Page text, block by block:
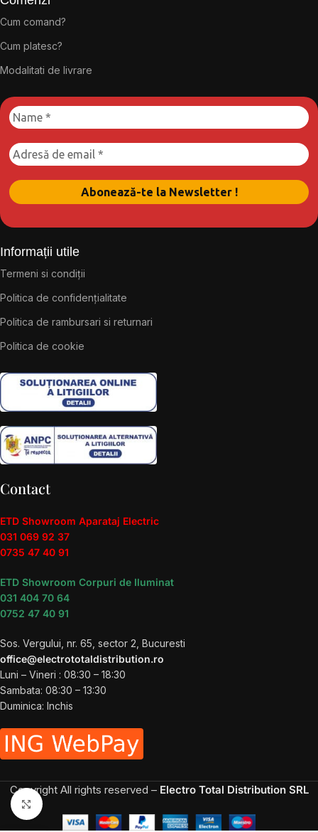
Click to enlarge
Cum comand?
Cum platesc?
Modalitati de livrare
Informații utile
Termeni si condiții
Politica de confidențialitate
Politica de rambursari si returnari
Politica de cookie
Contact
ETD Showroom Aparataj Electric
031 069 92 37
0735 47 40 91
ETD Showroom Corpuri de Iluminat
031 404 70 64
0752 47 40 91
Sos. Vergului, nr. 65, sector 2, Bucuresti
office@electrototaldistribution.ro
Luni – Vineri : 08:30 – 18:30
Sambata: 08:30 – 13:30
Duminica: Inchis
Copyright All rights reserved – Electro Total Distribution SRL